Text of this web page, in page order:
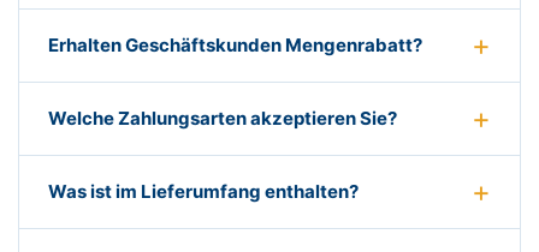
Erhalten Geschäftskunden Mengenrabatt?
Welche Zahlungsarten akzeptieren Sie?
Was ist im Lieferumfang enthalten?